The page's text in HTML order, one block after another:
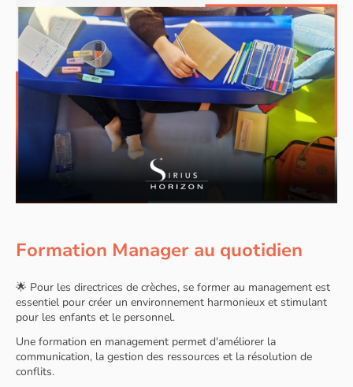
Formation Manager au quotidien
🌟 Pour les directrices de crèches, se former au management est
essentiel pour créer un environnement harmonieux et stimulant
pour les enfants et le personnel.
Une formation en management permet d'améliorer la
communication, la gestion des ressources et la résolution de
conflits.